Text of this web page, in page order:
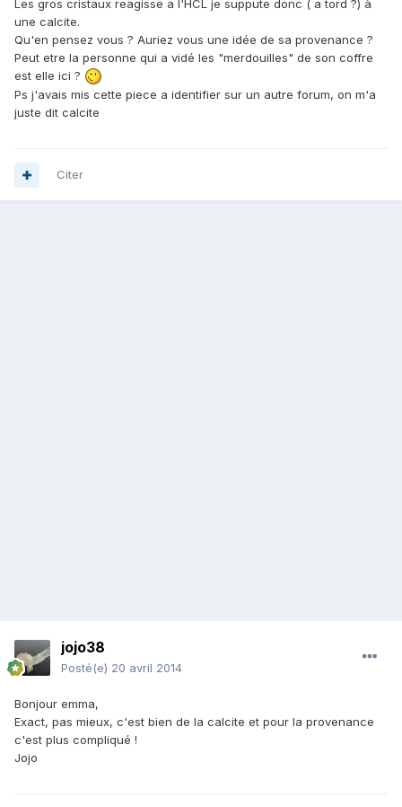
Les gros cristaux reagisse a l'HCL je suppute donc ( a tord ?) à
une calcite.
Qu'en pensez vous ? Auriez vous une idée de sa provenance ?
Peut etre la personne qui a vidé les "merdouilles" de son coffre
est elle ici ?
Ps j'avais mis cette piece a identifier sur un autre forum, on m'a
juste dit calcite
Citer
jojo38
Posté(e) 20 avril 2014
Bonjour emma,
Exact, pas mieux, c'est bien de la calcite et pour la provenance
c'est plus compliqué !
Jojo